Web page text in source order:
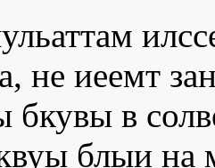
не иеемт
бкувы в
блыи на